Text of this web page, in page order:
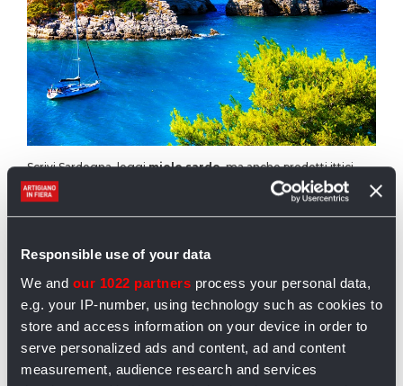
Responsible use of your data
We and our 1022 partners process your personal data,
e.g. your IP-number, using technology such as cookies to
store and access information on your device in order to
serve personalized ads and content, ad and content
measurement, audience research and services
Scrivi Sardegna, leggimiele sardo, ma anche prodotti ittici
come la
tonno rosso di corsae il
tradizionalepane guttiau, indispensabile per preparare tante